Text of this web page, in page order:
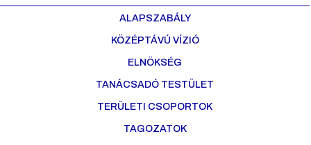
ALAPSZABÁLY
KÖZÉPTÁVÚ VÍZIÓ
ELNÖKSÉG
TANÁCSADÓ TESTÜLET
TERÜLETI CSOPORTOK
TAGOZATOK